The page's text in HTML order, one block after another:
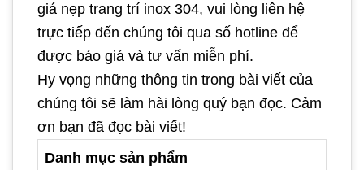
giá nẹp trang trí inox 304, vui lòng liên hệ
trực tiếp đến chúng tôi qua số hotline để
được báo giá và tư vấn miễn phí.
Hy vọng những thông tin trong bài viết của
chúng tôi sẽ làm hài lòng quý bạn đọc. Cảm
ơn bạn đã đọc bài viết!
Danh mục sản phẩm